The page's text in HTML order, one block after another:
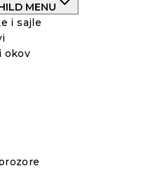
MENU
i sajle
okov